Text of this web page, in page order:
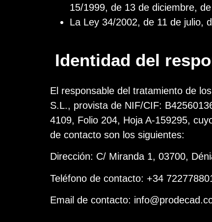
15/1999, de 13 de diciembre,
La Ley 34/2002, de 11 de julio,
Identidad del
El responsable del tratamiento de
S.L., provista de NIF/CIF:
4109, Folio 204, Hoja A-159295,
de contacto son los siguientes:
Dirección: C/ Miranda 1, 03700,
Teléfono de contacto: +34
Email de contacto: